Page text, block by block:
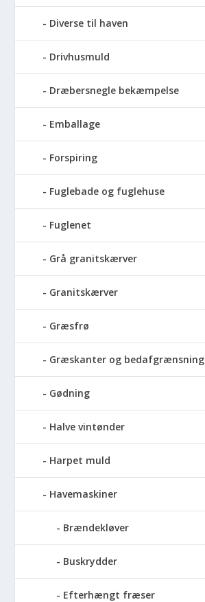
Diverse til haven
Drivhusmuld
Dræbersnegle bekæmpelse
Emballage
Forspiring
Fuglebade og fuglehuse
Fuglenet
Grå granitskærver
Granitskærver
Græsfrø
Græskanter og bedafgrænsning
Gødning
Halve vintønder
Harpet muld
Havemaskiner
Brændekløver
Buskrydder
Efterhængt fræser